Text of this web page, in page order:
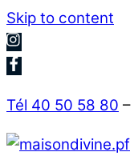
Skip to content
Tél 40 50 58 80 –